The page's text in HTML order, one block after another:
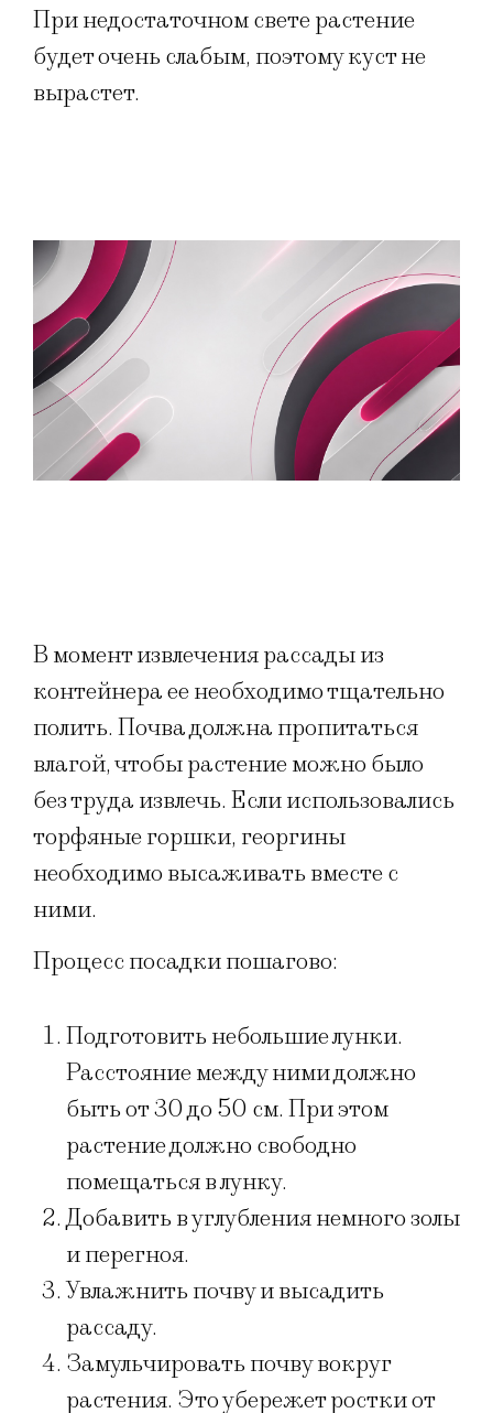
При недостаточном свете растение
будет очень слабым, поэтому куст не
вырастет.
В момент извлечения рассады из
контейнера ее необходимо тщательно
полить. Почва должна пропитаться
влагой, чтобы растение можно было
без труда извлечь. Если использовались
торфяные горшки, георгины
необходимо высаживать вместе с
ними.
Процесс посадки пошагово:
Подготовить небольшие лунки.
Расстояние между ними должно
быть от 30 до 50 см. При этом
растение должно свободно
помещаться в лунку.
Добавить в углубления немного золы
и перегноя.
Увлажнить почву и высадить
рассаду.
Замульчировать почву вокруг
растения. Это убережет ростки от